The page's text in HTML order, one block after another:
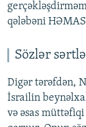
qələbəni
Sözlər
Digər tərəfdən,
İsrailin
və əsas